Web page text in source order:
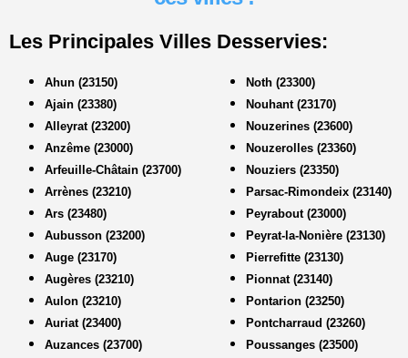
Les Principales Villes Desservies:
Ahun (23150)
Ajain (23380)
Alleyrat (23200)
Anzême (23000)
Arfeuille-Châtain (23700)
Arrènes (23210)
Ars (23480)
Aubusson (23200)
Auge (23170)
Augères (23210)
Aulon (23210)
Auriat (23400)
Auzances (23700)
Noth (23300)
Nouhant (23170)
Nouzerines (23600)
Nouzerolles (23360)
Nouziers (23350)
Parsac-Rimondeix (23140)
Peyrabout (23000)
Peyrat-la-Nonière (23130)
Pierrefitte (23130)
Pionnat (23140)
Pontarion (23250)
Pontcharraud (23260)
Poussanges (23500)